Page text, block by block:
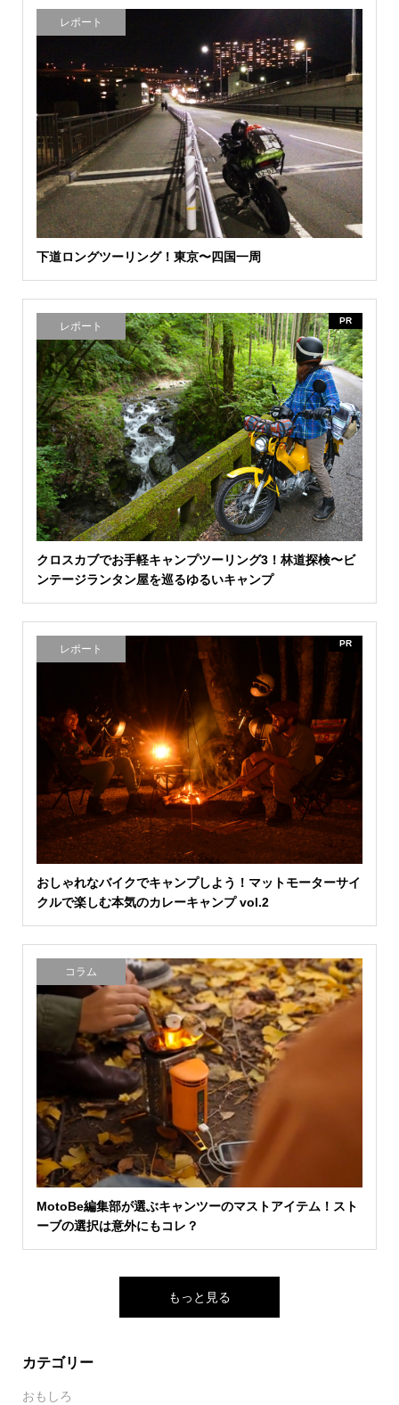
レポート
下道ロングツーリング！東京〜四国一周
レポート PR
クロスカブでお手軽キャンプツーリング3！林道探検〜ビ
ンテージランタン屋を巡るゆるいキャンプ
レポート PR
おしゃれなバイクでキャンプしよう！マットモーターサイ
クルで楽しむ本気のカレーキャンプ vol.2
コラム
MotoBe編集部が選ぶキャンツーのマストアイテム！スト
ーブの選択は意外にもコレ？
もっと見る
カテゴリー
おもしろ